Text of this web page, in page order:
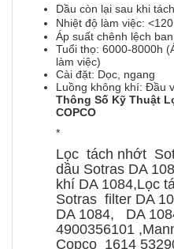
Dầu còn lại sau khi
Nhiệt độ làm việc:
Áp suất chênh lệch
Tuổi thọ: 6000-8000h
làm việc)
Cài đặt: Dọc, ngang
Luồng không khí: Đầu
Thông Số Kỹ Thuật
COPCO
*
Lọc tách nhớt
dầu Sotras DA
khí DA 1084,Lọc
Sotras filter DA
DA 1084, DA
4900356101
Copco 1614